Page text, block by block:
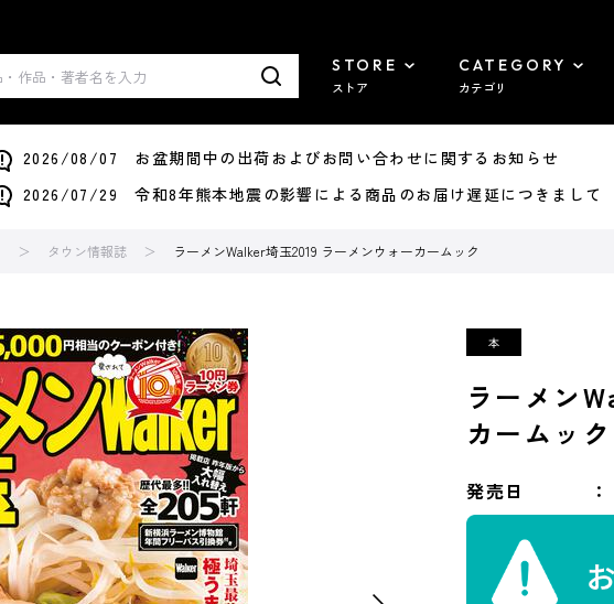
STORE
ストア
CATEGORY
カテゴリ
2026/08/07 お盆期間中の出荷およびお問い合わせに関するお知らせ
2026/07/29 令和8年熊本地震の影響による商品のお届け遅延につきまして
タウン情報誌 ラーメンWalker埼玉2019 ラーメンウォーカームック
ラーメン
カームック
発売日